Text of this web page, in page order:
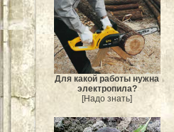
Для какой работы нужна
электропила?
[Надо знать]